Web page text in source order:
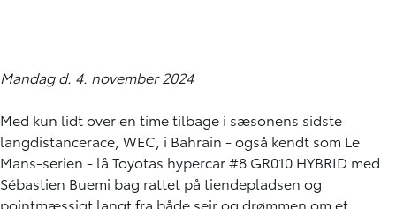
Mandag d. 4. november 2024
Med kun lidt over en time tilbage i sæsonens sidste
langdistancerace, WEC, i Bahrain - også kendt som Le
Mans-serien - lå Toyotas hypercar #8 GR010 HYBRID med
Sébastien Buemi bag rattet på tiendepladsen og
pointmæssigt langt fra både sejr og drømmen om et